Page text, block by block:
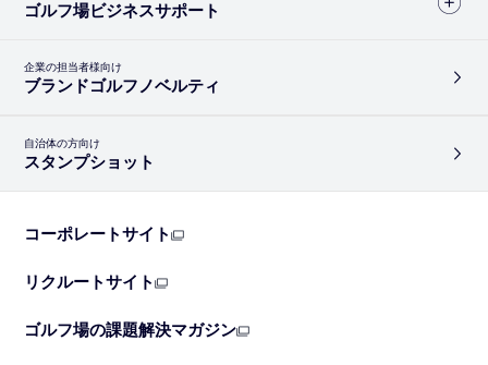
ゴルフ場ビジネスサポート
企業の担当者様向け
ブランドゴルフノベルティ
自治体の方向け
スタンプショット
コーポレートサイト
リクルートサイト
ゴルフ場の課題解決マガジン